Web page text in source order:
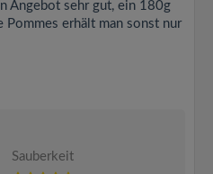
Angebot sehr gut, ein 180g
erhält man sonst nur
Sauberkeit